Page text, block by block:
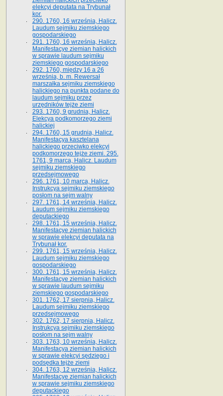
elekcyi deputata na Trybunał
kor.
290. 1760, 16 września, Halicz.
Laudum sejmiku ziemskiego
gospodarskiego
291. 1760, 16 września, Halicz.
Manifestacye ziemian halickich
w sprawie laudum sejmiku
ziemskiego gospodarskiego
292. 1760, między 16 a 26
września, b. m. Rewersał
marszałka sejmiku ziemskiego
halickiego na punkta podane do
laudum sejmiku przez
urzędników tejże ziemi
293. 1760, 9 grudnia, Halicz.
Elekcya podkomorzego ziemi
halickiej
294. 1760, 15 grudnia, Halicz.
Manifestacya kasztelana
halickiego przeciwko elekcyi
podkomorzego tejże ziemi. 295.
1761, 9 marca, Halicz. Laudum
sejmiku ziemskiego
przedsejmowego
296. 1761, 10 marca, Halicz.
Instrukcya sejmiku ziemskiego
posłom na sejm walny
297. 1761, 14 września, Halicz.
Laudum sejmiku ziemskiego
deputackiego
298. 1761, 15 września, Halicz.
Manifestacye ziemian halickich
w sprawie elekcyi deputata na
Trybunał kor.
299. 1761, 15 września, Halicz.
Laudum sejmiku ziemskiego
gospodarskiego
300. 1761, 15 września, Halicz.
Manifestacye ziemian halickich
w sprawie laudum sejmiku
ziemskiego gospodarskiego
301. 1762, 17 sierpnia, Halicz.
Laudum sejmiku ziemskiego
przedsejmowego
302. 1762, 17 sierpnia, Halicz.
Instrukcya sejmiku ziemskiego
posłom na sejm walny
303. 1763, 10 września, Halicz.
Manifestacya ziemian halickich
w sprawie elekcyi sędziego i
podsędka tejże ziemi
304. 1763, 12 września, Halicz.
Manifestacye ziemian halickich
w sprawie sejmiku ziemskiego
deputackiego